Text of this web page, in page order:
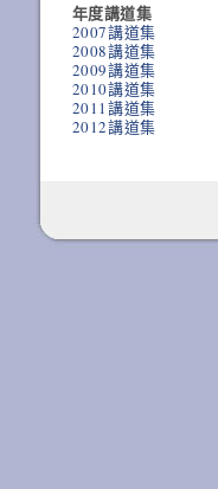
年度講道集
2007講道集
2008講道集
2009講道集
2010講道集
2011講道集
2012講道集